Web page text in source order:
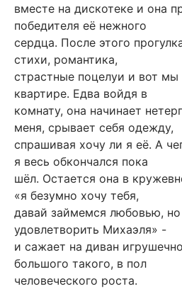
вместе на дискотеке и она
победителя её нежного
сердца. После этого
стихи, романтика,
страстные поцелуи и вот
квартире. Едва войдя в
комнату, она начинает
меня, срывает себя одежду,
спрашивая хочу ли я её. А
я весь обкончался пока
шёл. Остается она в
«я безумно хочу тебя,
давай займемся любовью,
удовлетворить Михаэля» -
и сажает на диван
большого такого, в пол
человеческого роста.